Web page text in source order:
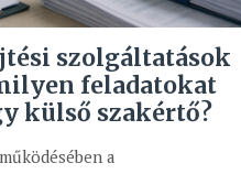
szolgáltatások
feladatokat
külső szakértő?
a